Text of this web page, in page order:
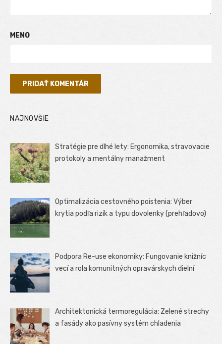
MENO
NAJNOVŠIE
Stratégie pre dlhé lety: Ergonomika, stravovacie
protokoly a mentálny manažment
Optimalizácia cestovného poistenia: Výber
krytia podľa rizík a typu dovolenky (prehľadovo)
Podpora Re-use ekonomiky: Fungovanie knižníc
vecí a rola komunitných opravárskych dielní
Architektonická termoregulácia: Zelené strechy
a fasády ako pasívny systém chladenia